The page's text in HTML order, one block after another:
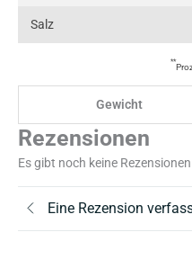
Salz
**
Gewicht
Rezensionen
Es gibt noch keine Rezensionen
Eine Rezension